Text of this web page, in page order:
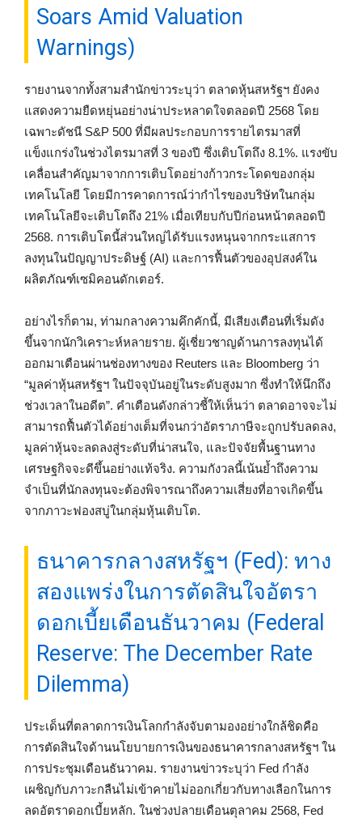
Soars Amid Valuation
Warnings)
รายงานจากทั้งสามสำนักข่าวระบุว่า ตลาดหุ้นสหรัฐฯ ยังคง
แสดงความยืดหยุ่นอย่างน่าประหลาดใจตลอดปี 2568 โดย
เฉพาะดัชนี S&P 500 ที่มีผลประกอบการรายไตรมาสที่
แข็งแกร่งในช่วงไตรมาสที่ 3 ของปี ซึ่งเติบโตถึง 8.1%. แรงขับ
เคลื่อนสำคัญมาจากการเติบโตอย่างก้าวกระโดดของกลุ่ม
เทคโนโลยี โดยมีการคาดการณ์ว่ากำไรของบริษัทในกลุ่ม
เทคโนโลยีจะเติบโตถึง 21% เมื่อเทียบกับปีก่อนหน้าตลอดปี
2568. การเติบโตนี้ส่วนใหญ่ได้รับแรงหนุนจากกระแสการ
ลงทุนในปัญญาประดิษฐ์ (AI) และการฟื้นตัวของอุปสงค์ใน
ผลิตภัณฑ์เซมิคอนดักเตอร์.
อย่างไรก็ตาม, ท่ามกลางความคึกคักนี้, มีเสียงเตือนที่เริ่มดัง
ขึ้นจากนักวิเคราะห์หลายราย. ผู้เชี่ยวชาญด้านการลงทุนได้
ออกมาเตือนผ่านช่องทางของ Reuters และ Bloomberg ว่า
“มูลค่าหุ้นสหรัฐฯ ในปัจจุบันอยู่ในระดับสูงมาก ซึ่งทำให้นึกถึง
ช่วงเวลาในอดีต”. คำเตือนดังกล่าวชี้ให้เห็นว่า ตลาดอาจจะไม่
สามารถฟื้นตัวได้อย่างเต็มที่จนกว่าอัตราภาษีจะถูกปรับลดลง,
มูลค่าหุ้นจะลดลงสู่ระดับที่น่าสนใจ, และปัจจัยพื้นฐานทาง
เศรษฐกิจจะดีขึ้นอย่างแท้จริง. ความกังวลนี้เน้นย้ำถึงความ
จำเป็นที่นักลงทุนจะต้องพิจารณาถึงความเสี่ยงที่อาจเกิดขึ้น
จากภาวะฟองสบู่ในกลุ่มหุ้นเติบโต.
ธนาคารกลางสหรัฐฯ (Fed): ทาง
สองแพร่งในการตัดสินใจอัตรา
ดอกเบี้ยเดือนธันวาคม (Federal
Reserve: The December Rate
Dilemma)
ประเด็นที่ตลาดการเงินโลกกำลังจับตามองอย่างใกล้ชิดคือ
การตัดสินใจด้านนโยบายการเงินของธนาคารกลางสหรัฐฯ ใน
การประชุมเดือนธันวาคม. รายงานข่าวระบุว่า Fed กำลัง
เผชิญกับภาวะกลืนไม่เข้าคายไม่ออกเกี่ยวกับทางเลือกในการ
ลดอัตราดอกเบี้ยหลัก. ในช่วงปลายเดือนตุลาคม 2568, Fed